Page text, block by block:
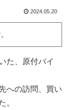
2024.05.20
た、原付バイ
への訪問、買い
。